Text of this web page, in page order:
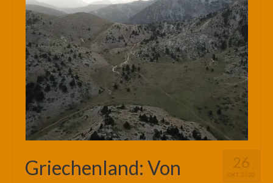
26
OKT. 2020
Griechenland: Von